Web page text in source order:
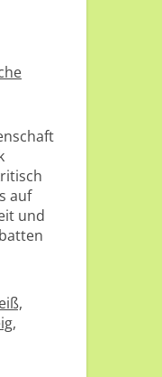
auf
und